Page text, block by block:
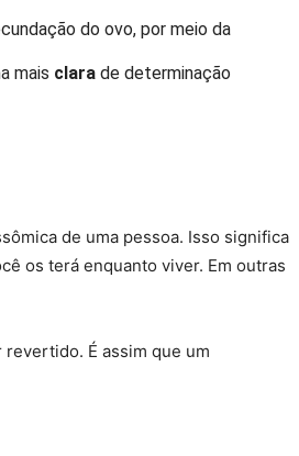
do ovo, por meio da
mais clarade determinação
de uma pessoa. Isso significa
os terá enquanto viver. Em outras
É assim que um